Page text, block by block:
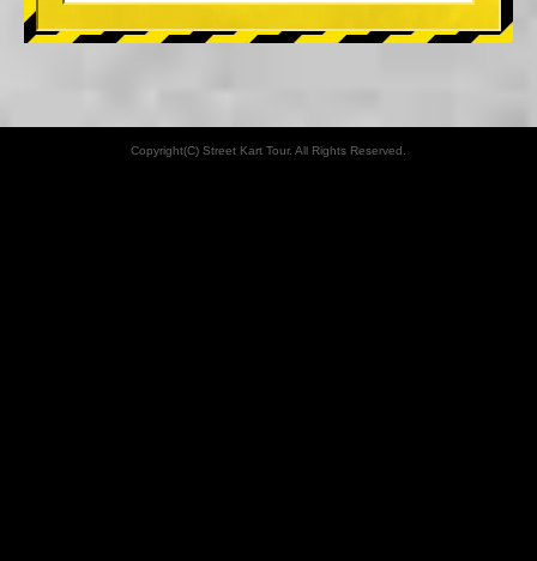
Copyright(C) Street Kart Tour. All Rights Reserved.